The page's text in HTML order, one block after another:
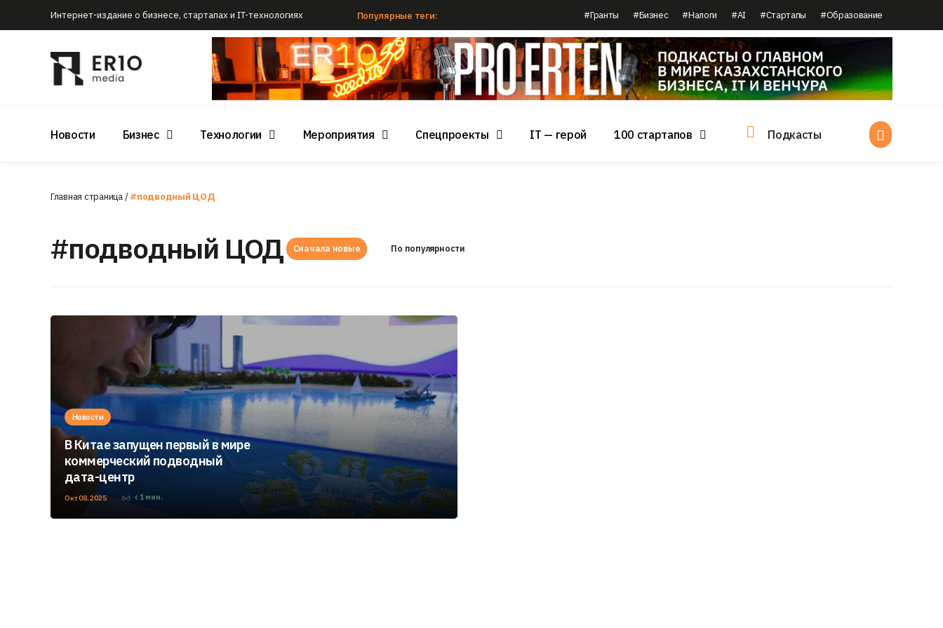
Интернет-издание о бизнесе, стартапах и IT-технологиях Популярные теги: #Гранты #Бизнес #Налоги #AI #Стартапы #Образование
Новости Бизнес Технологии Мероприятия Спецпроекты IT — герой 100 стартапов Подкасты
Главная страница/#подводный ЦОД
#подводный ЦОД Сначала новые По популярности
Новости
В Китае запущен первый в мире
коммерческий подводный
дата-центр
Окт 08, 2025 < 1 мин.